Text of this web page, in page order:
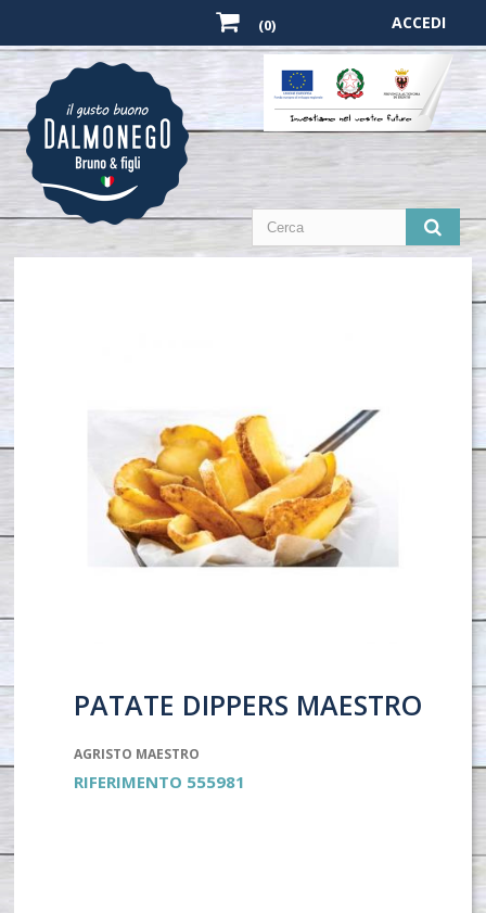
(0) ACCEDI
PATATE DIPPERS MAESTRO
AGRISTO MAESTRO
RIFERIMENTO 555981